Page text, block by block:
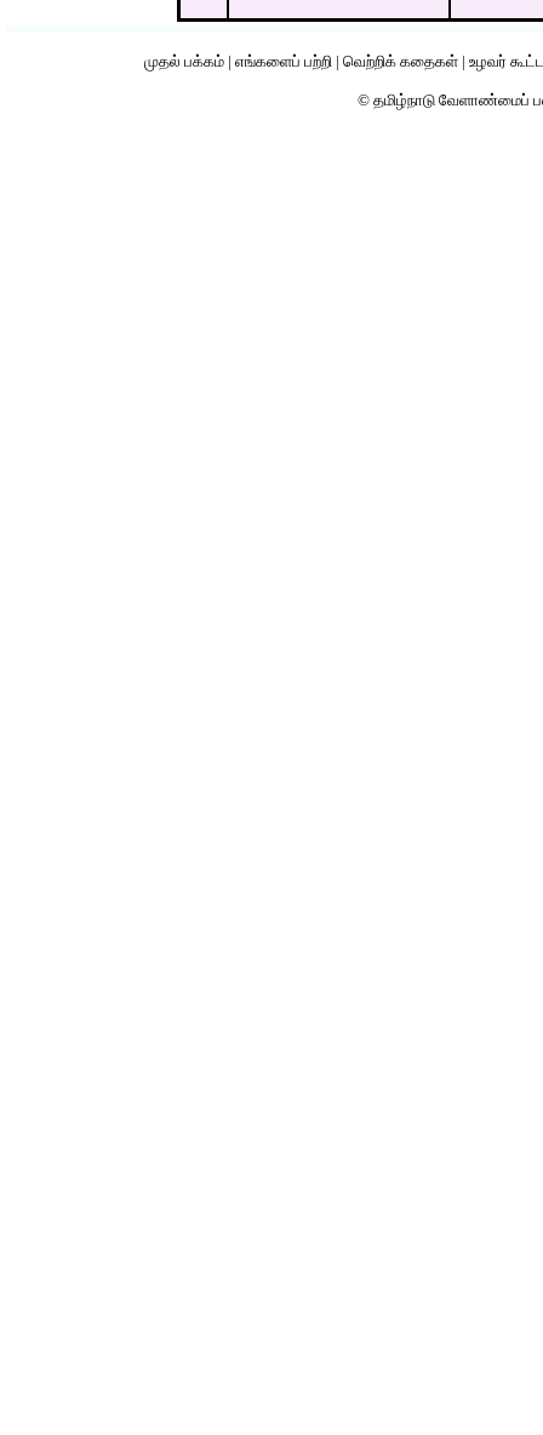
முதல் பக்கம் | எங்களைப் பற்றி | வெற்றிக் கதைகள் | உழவர்
© தமிழ்நாடு வேளாண்மைப்